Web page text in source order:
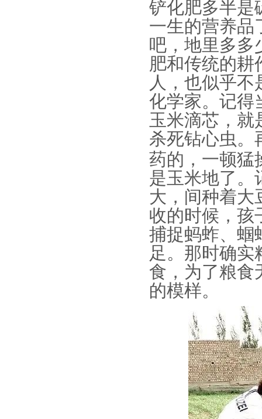
铲化肥多半是
一生的营养品
吧，地里多多
肥和传统的耕
人，也似乎
化学家。记得
玉米滴芯，就
杀死钻心虫。
药的，一顿猛
是玉米地了。
大，间种着大
收的时候，孩
捕捉蚂蚱、蝈
足。那时确实
食，为了粮食
的模样。